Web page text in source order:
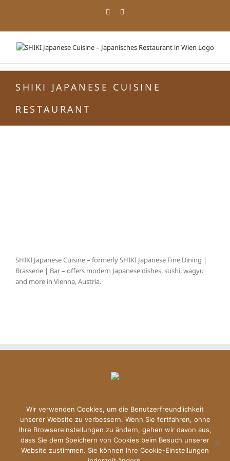
Facebook
SHIKI JAPANESE CUISINE
RESTAURANT
SHIKI Japanese Cuisine – formerly SHIKI Japanese Fine Dining |
Brasserie | Bar – offers modern Japanese dishes, sushi, wagyu
and more in Vienna, Austria.
Copyright © 2024 Shiki | All Rights Reserved |Datenschutzerklärung
|Imprint
Wir verwenden Cookies, um die Benutzerfreundlichkeit
unserer Website zu verbessern. Wenn Sie fortfahren, ohne
Ihre Browsereinstellungen zu ändern, gehen wir davon aus,
dass Sie dem Speichern von Cookies beim Besuch unserer
Website zustimmen. Sie können Ihre Cookie-Einstellungen